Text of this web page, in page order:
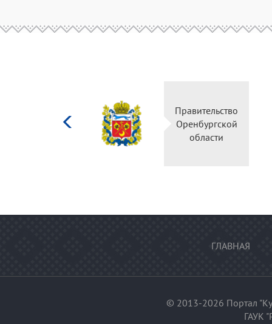
Правительство
Оренбургской
области
ГЛАВНАЯ
© 2013-2026 Портал
ГАУК